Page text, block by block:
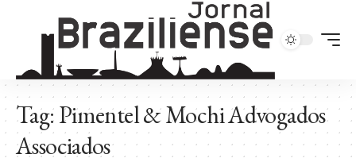
Tag:Pimentel & Mochi Advogados
Associados